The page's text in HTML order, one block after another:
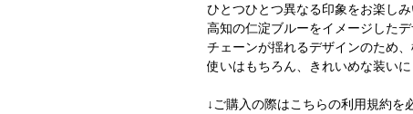
ひとつひとつ異なる印象をお楽しみ
高知の仁淀ブルーをイメージしたデ
チェーンが揺れるデザインのため
使いはもちろん、きれいめな装い
↓ご購入の際はこちらの利用規約を